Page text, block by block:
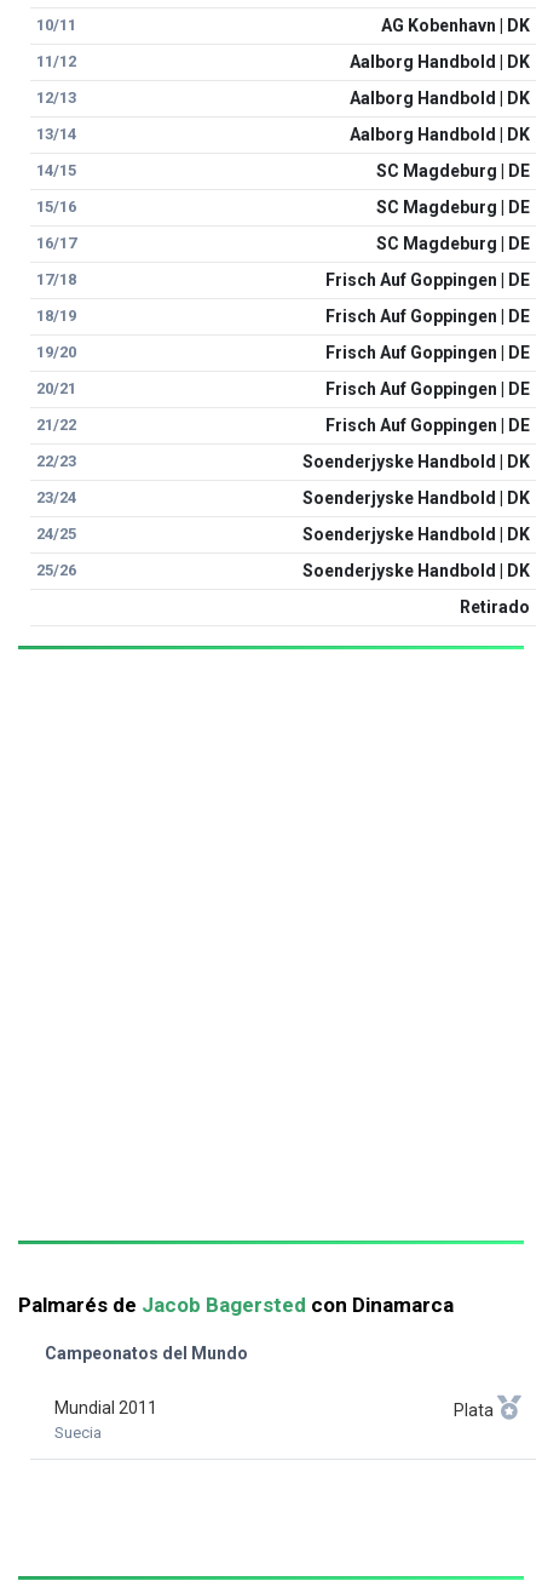
10/11 AG Kobenhavn | DK
11/12 Aalborg Handbold | DK
12/13 Aalborg Handbold | DK
13/14 Aalborg Handbold | DK
14/15 SC Magdeburg | DE
15/16 SC Magdeburg | DE
16/17 SC Magdeburg | DE
17/18 Frisch Auf Goppingen | DE
18/19 Frisch Auf Goppingen | DE
19/20 Frisch Auf Goppingen | DE
20/21 Frisch Auf Goppingen | DE
21/22 Frisch Auf Goppingen | DE
22/23 Soenderjyske Handbold | DK
23/24 Soenderjyske Handbold | DK
24/25 Soenderjyske Handbold | DK
25/26
Soenderjyske Handbold | DK
Retirado
Palmarés de Jacob Bagersted con Dinamarca
Campeonatos del Mundo
Mundial 2011
Suecia
Plata